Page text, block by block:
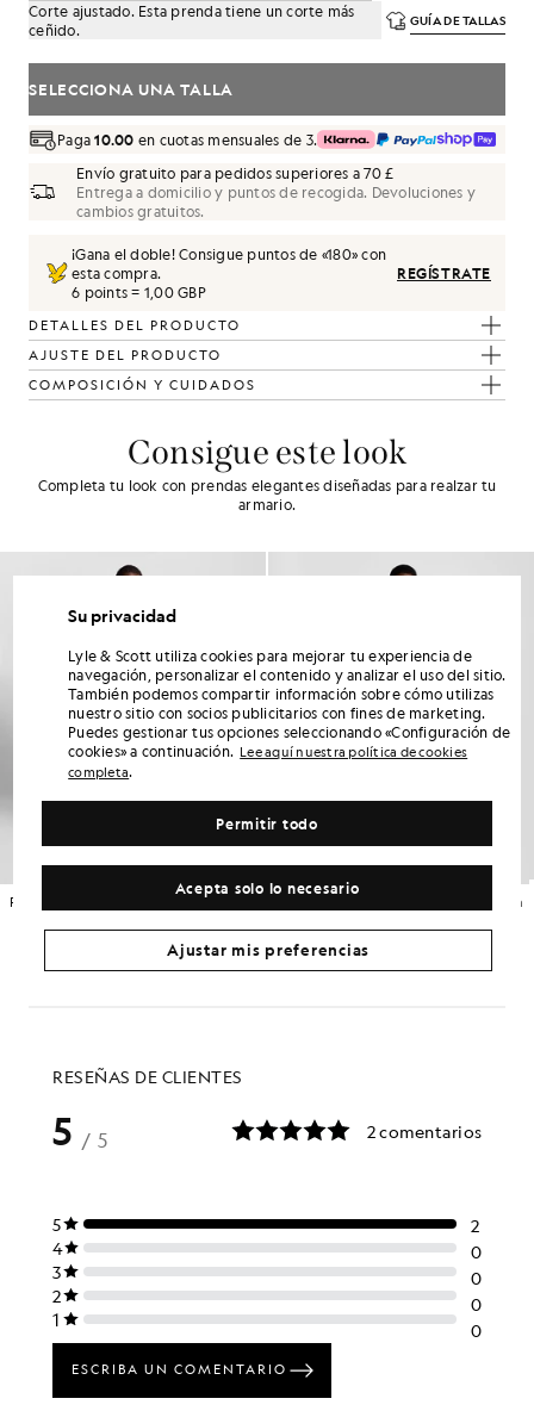
Corte ajustado. Esta prenda tiene un corte más
ceñido.
GUÍA DE TALLAS
SELECCIONA UNA TALLA
Paga10.00 en cuotas mensuales de 3.
Envío gratuito para pedidos superiores a 70 £
Entrega a domicilio y puntos de recogida. Devoluciones y
cambios gratuitos.
¡Gana el doble! Consigue puntos de «180» con
esta compra.
6 points = 1,00 GBP
REGÍSTRATE
DETALLES DEL PRODUCTO
AJUSTE DEL PRODUCTO
COMPOSICIÓN Y CUIDADOS
Consigue este look
Completa tu look con prendas elegantes diseñadas para realzar tu
armario.
Pantalón corto de chándal de algodón
Su privacidad
Lyle & Scott utiliza cookies para mejorar tu experiencia de
navegación, personalizar el contenido y analizar el uso del sitio.
También podemos compartir información sobre cómo utilizas
nuestro sitio con socios publicitarios con fines de marketing.
Puedes gestionar tus opciones seleccionando «Configuración de
cookies» a continuación. Lee aquí nuestra política de cookies
completa.
Acepta solo lo necesario
Permitir todo
Ajustar mis preferencias